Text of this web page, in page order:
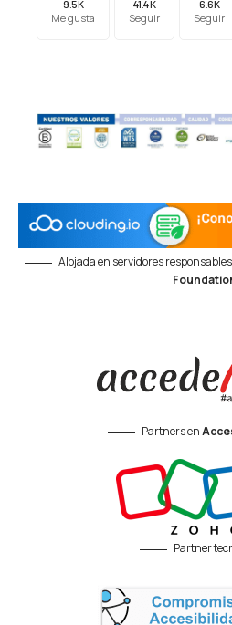
9.5K
Me gusta
41.4K
Seguir
6.6K
Seguir
Alojada en servidores
Partners en
Partner